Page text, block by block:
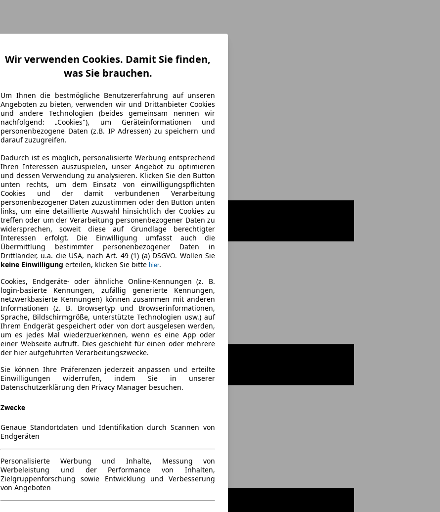
Wir verwenden Cookies. Damit Sie finden,
was Sie brauchen.
Um Ihnen die bestmögliche Benutzererfahrung auf unseren
Angeboten zu bieten, verwenden wir und Drittanbieter Cookies
und andere Technologien (beides gemeinsam nennen wir
nachfolgend: „Cookies"), um Geräteinformationen und
personenbezogene Daten (z.B. IP Adressen) zu speichern und
darauf zuzugreifen.
Dadurch ist es möglich, personalisierte Werbung entsprechend
Ihren Interessen auszuspielen, unser Angebot zu optimieren
und dessen Verwendung zu analysieren. Klicken Sie den Button
unten rechts, um dem Einsatz von einwilligungspflichten
Cookies und der damit verbundenen Verarbeitung
personenbezogener Daten zuzustimmen oder den Button unten
links, um eine detaillierte Auswahl hinsichtlich der Cookies zu
treffen oder um der Verarbeitung personenbezogener Daten zu
widersprechen, soweit diese auf Grundlage berechtigter
Interessen erfolgt. Die Einwilligung umfasst auch die
Übermittlung bestimmter personenbezogener Daten in
Drittländer, u.a. die USA, nach Art. 49 (1) (a) DSGVO. Wollen Sie
keine Einwilligung erteilen, klicken Sie bitte hier.
Cookies, Endgeräte- oder ähnliche Online-Kennungen (z. B.
login-basierte Kennungen, zufällig generierte Kennungen,
netzwerkbasierte Kennungen) können zusammen mit anderen
Informationen (z. B. Browsertyp und Browserinformationen,
Sprache, Bildschirmgröße, unterstützte Technologien usw.) auf
Ihrem Endgerät gespeichert oder von dort ausgelesen werden,
um es jedes Mal wiederzuerkennen, wenn es eine App oder
einer Webseite aufruft. Dies geschieht für einen oder mehrere
der hier aufgeführten Verarbeitungszwecke.
Sie können Ihre Präferenzen jederzeit anpassen und erteilte
Einwilligungen widerrufen, indem Sie in unserer
Datenschutzerklärung den Privacy Manager besuchen.
Zwecke
Genaue Standortdaten und Identifikation durch Scannen von
Endgeräten
Personalisierte Werbung und Inhalte, Messung von
Werbeleistung und der Performance von Inhalten,
Zielgruppenforschung sowie Entwicklung und Verbesserung
von Angeboten